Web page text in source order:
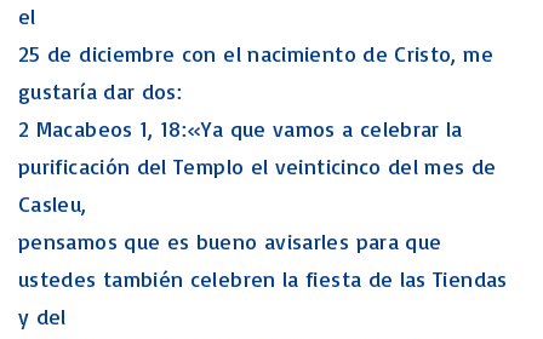
el
25 de diciembre con el nacimiento de Cristo, me
gustaría dar dos:
2 Macabeos 1, 18:«Ya que vamos a celebrar la
purificación del Templo el veinticinco del mes de
Casleu,
pensamos que es bueno avisarles para que
ustedes también celebren la fiesta de las Tiendas
y del